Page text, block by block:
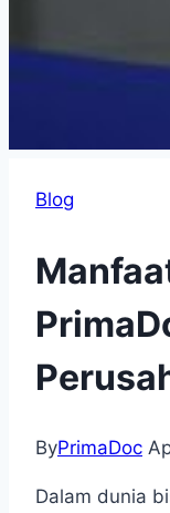
Blog
ByPrimaDoc
Dalam dunia